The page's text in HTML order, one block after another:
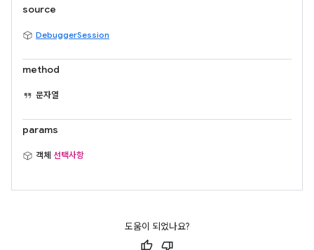
source
DebuggerSession
method
문자열
params
객체 선택사항
도움이 되었나요?